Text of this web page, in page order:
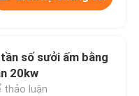
số sưởi ấm bằng
20kw
thảo luận